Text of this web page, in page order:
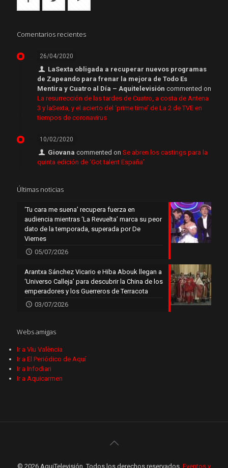
Comentarios recientes
26/04/2020
LaSexta obligada a recuperar nuevos programas
de Zapeando para frenar la mejora de Todo Es
Mentira y Cuatro al Día – Aquitelevisión commented on
La resurrección de las tardes de Cuatro, a costa de Antena
3 y laSexta, y el acierto del ‘prime time’ de La 2 de TVE en
tiempos de coronavirus
10/02/2020
Giovana commented onSe abren los castings para la
quinta edición de ‘Got talent España’
Últimas noticias
‘Tu cara me suena’ recupera fuerza en
audiencia mientras ‘La Revuelta’ marca su peor
dato de la temporada, superada por De
Viernes
05/07/2026
Arantxa Sánchez Vicario e Hiba Abouk llegan a
‘Universo Calleja’ para descubrir la China de los
emperadores y los Guerreros de Terracota
03/07/2026
Webs amigas
Ir a Viu València
Ir a El Periódico de Aquí
Ir a Infodiari
Ir a Aquicarmen
© 2026 AquiTelevisión. Todos los derechos reservados. Eventos y